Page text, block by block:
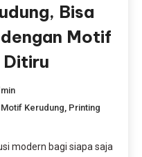
Bisa
Motif
Ditiru
Motif Kerudung Printing
modern bagi siapa saja